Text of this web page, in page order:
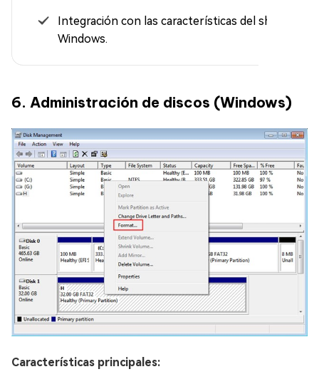
Integración con las características del shell de
Windows.
6. Administración de discos (Windows)
Características principales: